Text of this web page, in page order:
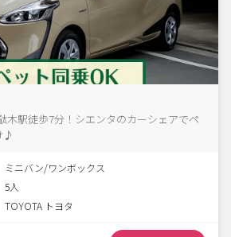
駅徒歩7分！シエンタのカーシェアでペ
♪
ミニバン/ワンボックス
5人
TOYOTA トヨタ